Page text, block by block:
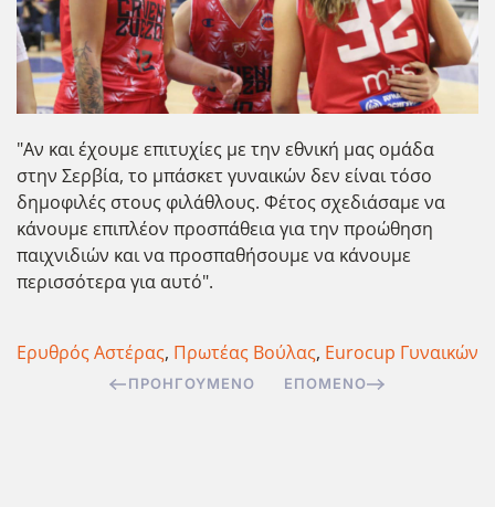
"Αν και έχουμε επιτυχίες με την εθνική μας ομάδα
στην Σερβία, το μπάσκετ γυναικών δεν είναι τόσο
δημοφιλές στους φιλάθλους. Φέτος σχεδιάσαμε να
κάνουμε επιπλέον προσπάθεια για την προώθηση
παιχνιδιών και να προσπαθήσουμε να κάνουμε
περισσότερα για αυτό".
Ερυθρός Αστέρας, Πρωτέας Βούλας, Eurocup Γυναικών
ΠΡΟΗΓΟΎΜΕΝΟ ΕΠΌΜΕΝΟ